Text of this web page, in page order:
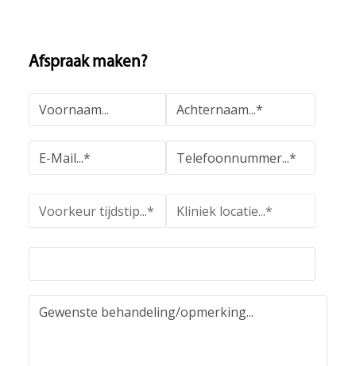
Afspraak maken?